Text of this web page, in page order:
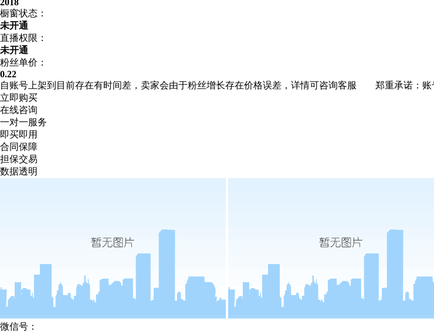
2018
橱窗状态：
未开通
直播权限：
未开通
粉丝单价：
0.22
自账号上架到目前存在有时间差，卖家会由于粉丝增长存在价格误差，详情可咨询客服 郑重承诺：账
立即购买
在线咨询
一对一服务
即买即用
合同保障
担保交易
数据透明
微信号：